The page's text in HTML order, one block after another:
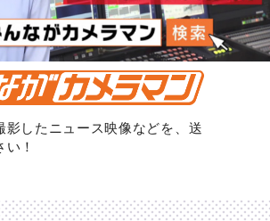
影したニュース映像などを、送
い！